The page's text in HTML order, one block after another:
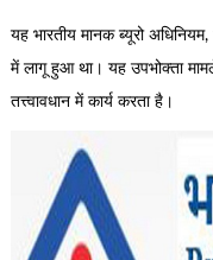
यह भारतीय मानक ब्यूरो अधिनियम,
में लागू हुआ था। यह उपभोक्ता
तत्त्वावधान में कार्य करता है।